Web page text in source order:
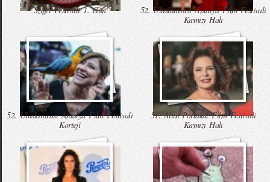
Sziget Festivali 1. Gün
52. Uluslararası Antalya Film Festivali
Kırmızı Halı
52. Uluslararası Antalya Film Festivali
Korteji
51. Altın Portakal Film Festivali
Kırmızı Halı